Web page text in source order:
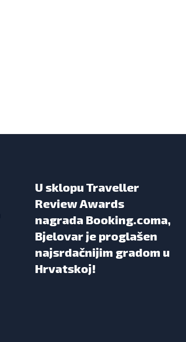
U sklopu Traveller
Review Awards
nagrada Booking.coma,
Bjelovar je proglašen
najsrdačnijim gradom u
Hrvatskoj!